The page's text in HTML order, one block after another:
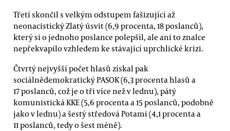
Třetí skončil s velkým odstupem fašizující až
neonacistický Zlatý úsvit (6,9 procenta, 18 poslanců),
který si o jednoho poslance polepšil, ale ani to znalce
nepřekvapilo vzhledem ke stávající uprchlické krizi.
Čtvrtý nejvyšší počet hlasů získal pak
sociálnědemokratický PASOK (6,3 procenta hlasů a
17 poslanců, což je o tři více než v lednu), pátý
komunistická KKE (5,6 procenta a 15 poslanců, podobně
jako v lednu) a šestý středová Potami (4,1 procenta a
11 poslanců, tedy o šest méně).